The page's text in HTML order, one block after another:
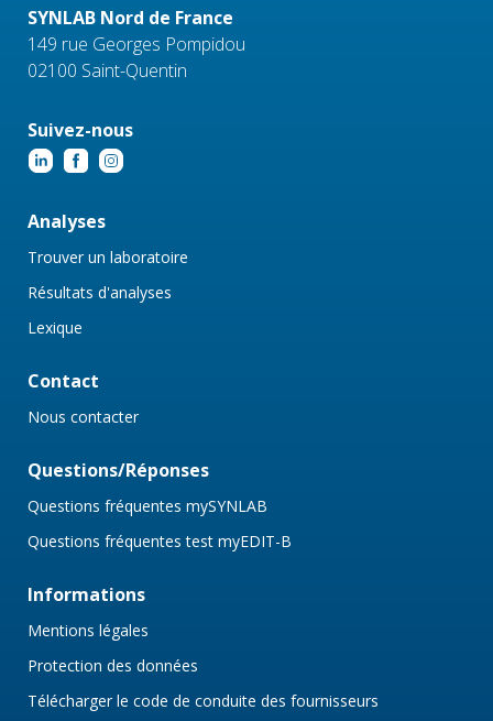
SYNLAB Nord de France
149 rue Georges Pompidou
02100 Saint-Quentin
Suivez-nous
Analyses
Trouver un laboratoire
Résultats d'analyses
Lexique
Contact
Nous contacter
Questions/Réponses
Questions fréquentes mySYNLAB
Questions fréquentes test myEDIT-B
Informations
Mentions légales
Protection des données
Télécharger le code de conduite des fournisseurs